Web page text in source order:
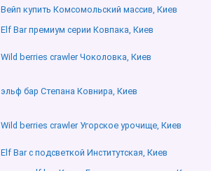
Вейп купить Комсомольский массив, Киев
Elf Bar премиум серии Ковпака, Киев
Wild berries crawler Чоколовка, Киев
эльф бар Степана Ковнира, Киев
Wild berries crawler Угорское урочище, Киев
Elf Bar с подсветкой Институтская, Киев